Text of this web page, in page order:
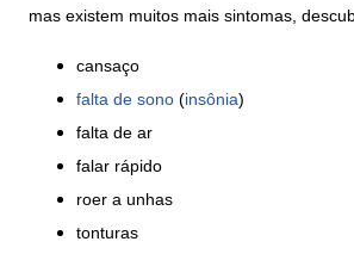
mas existem muitos mais sintomas,
cansaço
falta de sono (insônia)
falta de ar
falar rápido
roer a unhas
tonturas